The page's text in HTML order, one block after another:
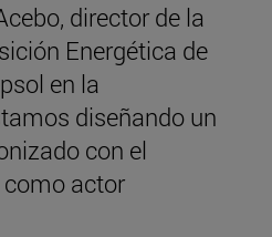
director de la
Energética de
en la
diseñando un
con el
como actor